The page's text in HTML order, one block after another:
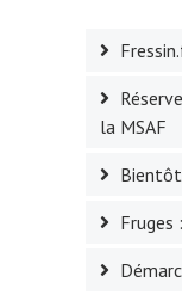
la MSAF
Fruges